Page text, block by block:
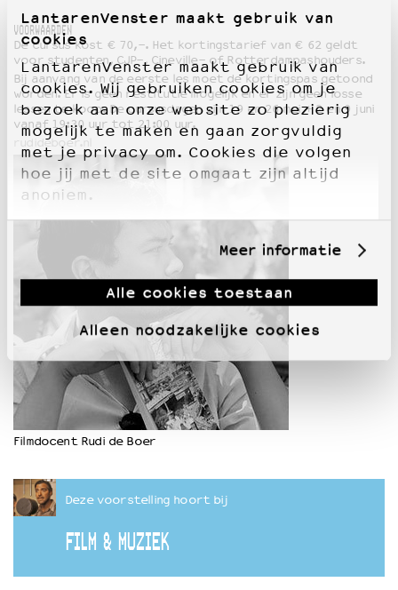
LantarenVenster maakt gebruik van
cookies
LantarenVenster maakt gebruik van
cookies. Wij gebruiken cookies om je
bezoek aan onze website zo plezierig
mogelijk te maken en gaan zorgvuldig
met je privacy om. Cookies die volgen
hoe jij met de site omgaat zijn altijd
anoniem.
Meer informatie
Alle cookies toestaan
Alleen noodzakelijke cookies
VOORWAARDEN
De cursus kost € 70,-. Het kortingstarief van € 62 geldt
voor studenten, CJP-, Cineville- of Rotterdampashouders.
Bij aanvang van de eerste les moet de kortingspas getoond
worden. Er is geen restitutie mogelijk en er zijn geen losse
lessen te koop. De cursusdagen zijn 19 en 26 mei + 2 en 9 juni
vanaf 19:30 uur tot 21:00 uur.
rudideboer.nl
Filmdocent Rudi de Boer
Deze voorstelling hoort bij
FILM & MUZIEK